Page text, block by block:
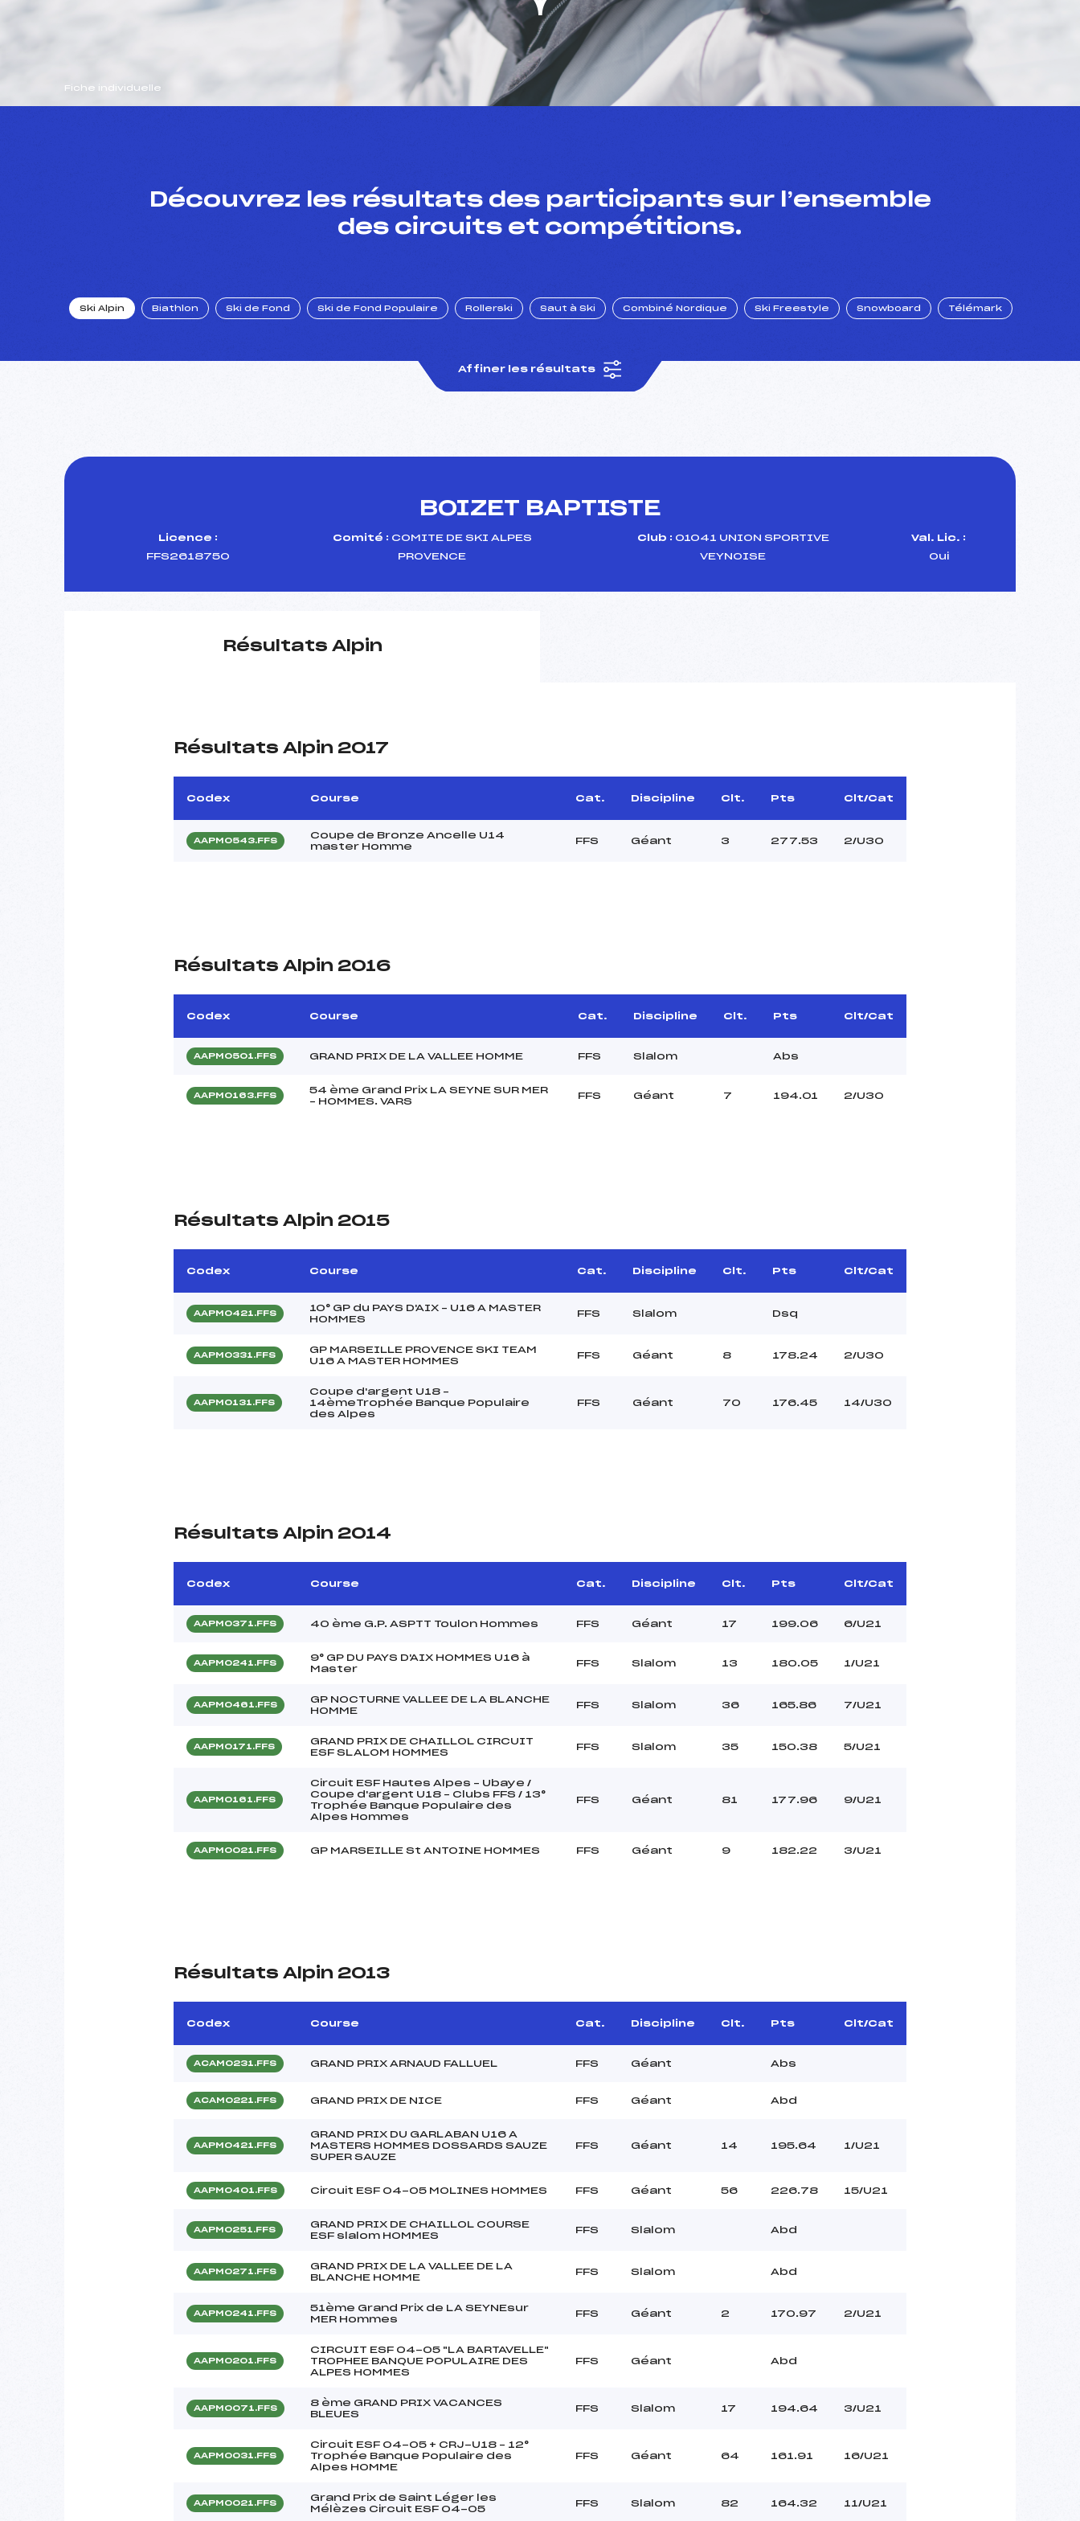
Fiche individuelle
Découvrez les résultats des participants sur l’ensemble
des circuits et compétitions.
Ski Alpin Biathlon Ski de Fond Ski de Fond Populaire Rollerski Saut à Ski Combiné Nordique Ski Freestyle Snowboard Télémark
Affiner les résultats
BOIZET BAPTISTE
Licence :
FFS2618750
Comité : COMITE DE SKI ALPES
PROVENCE
Club : 01041 UNION SPORTIVE
VEYNOISE
Val. Lic. :
Oui
Résultats Alpin
Résultats Alpin 2017
Codex Course Cat. Discipline Clt. Pts Clt/Cat
AAPM0543.FFS
Coupe de Bronze Ancelle U14
master Homme
FFS Géant 3 277.53 2/U30
Résultats Alpin 2016
Codex Course Cat. Discipline Clt. Pts Clt/Cat
AAPM0501.FFS GRAND PRIX DE LA VALLEE HOMME FFS Slalom Abs
AAPM0163.FFS
54 ème Grand Prix LA SEYNE SUR MER
– HOMMES. VARS
FFS Géant 7 194.01 2/U30
Résultats Alpin 2015
Codex Course Cat. Discipline Clt. Pts Clt/Cat
AAPM0421.FFS
10° GP du PAYS D'AIX – U16 A MASTER
HOMMES
FFS Slalom Dsq
AAPM0331.FFS
GP MARSEILLE PROVENCE SKI TEAM
U16 A MASTER HOMMES
FFS Géant 8 178.24 2/U30
AAPM0131.FFS
Coupe d'argent U18 –
14èmeTrophée Banque Populaire
des Alpes
FFS Géant 70 176.45 14/U30
Résultats Alpin 2014
Codex Course Cat. Discipline Clt. Pts Clt/Cat
AAPM0371.FFS 40 ème G.P. ASPTT Toulon Hommes FFS Géant 17 199.06 6/U21
AAPM0241.FFS
9° GP DU PAYS D'AIX HOMMES U16 à
Master
FFS Slalom 13 180.05 1/U21
AAPM0461.FFS
GP NOCTURNE VALLEE DE LA BLANCHE
HOMME
FFS Slalom 36 165.86 7/U21
AAPM0171.FFS
GRAND PRIX DE CHAILLOL CIRCUIT
ESF SLALOM HOMMES
FFS Slalom 35 150.38 5/U21
AAPM0161.FFS
Circuit ESF Hautes Alpes – Ubaye /
Coupe d'argent U18 – Clubs FFS / 13°
Trophée Banque Populaire des
Alpes Hommes
FFS Géant 81 177.96 9/U21
AAPM0021.FFS GP MARSEILLE St ANTOINE HOMMES FFS Géant 9 182.22 3/U21
Résultats Alpin 2013
Codex Course Cat. Discipline Clt. Pts Clt/Cat
ACAM0231.FFS GRAND PRIX ARNAUD FALLUEL FFS Géant Abs
ACAM0221.FFS GRAND PRIX DE NICE FFS Géant Abd
AAPM0421.FFS
GRAND PRIX DU GARLABAN U16 A
MASTERS HOMMES DOSSARDS SAUZE
SUPER SAUZE
FFS Géant 14 195.64 1/U21
AAPM0401.FFS Circuit ESF 04-05 MOLINES HOMMES FFS Géant 56 226.78 15/U21
AAPM0251.FFS
GRAND PRIX DE CHAILLOL COURSE
ESF slalom HOMMES
FFS Slalom Abd
AAPM0271.FFS
GRAND PRIX DE LA VALLEE DE LA
BLANCHE HOMME
FFS Slalom Abd
AAPM0241.FFS
51ème Grand Prix de LA SEYNEsur
MER Hommes
FFS Géant 2 170.97 2/U21
AAPM0201.FFS
CIRCUIT ESF 04-05 "LA BARTAVELLE"
TROPHEE BANQUE POPULAIRE DES
ALPES HOMMES
FFS Géant Abd
AAPM0071.FFS
8 ème GRAND PRIX VACANCES
BLEUES
FFS Slalom 17 194.64 3/U21
AAPM0031.FFS
Circuit ESF 04-05 + CRJ-U18 – 12°
Trophée Banque Populaire des
Alpes HOMME
FFS Géant 64 161.91 16/U21
AAPM0021.FFS
Grand Prix de Saint Léger les
Mélèzes Circuit ESF 04-05
FFS Slalom 82 164.32 11/U21